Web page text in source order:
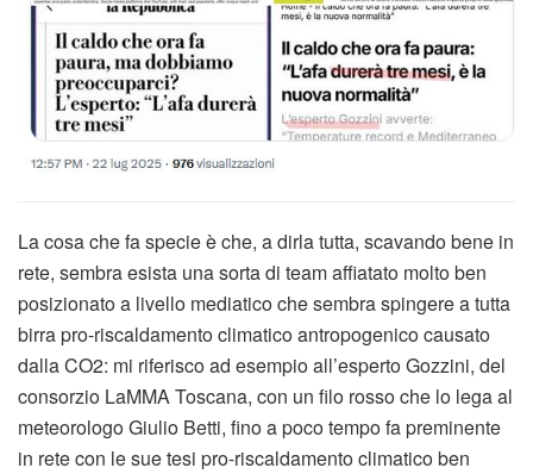
La cosa che fa specie è che, a dirla tutta, scavando bene in
rete, sembra esista una sorta di team affiatato molto ben
posizionato a livello mediatico che sembra spingere a tutta
birra pro-riscaldamento climatico antropogenico causato
dalla CO2: mi riferisco ad esempio all’esperto Gozzini, del
consorzio LaMMA Toscana, con un filo rosso che lo lega al
meteorologo Giulio Betti, fino a poco tempo fa preminente
in rete con le sue tesi pro-riscaldamento climatico ben